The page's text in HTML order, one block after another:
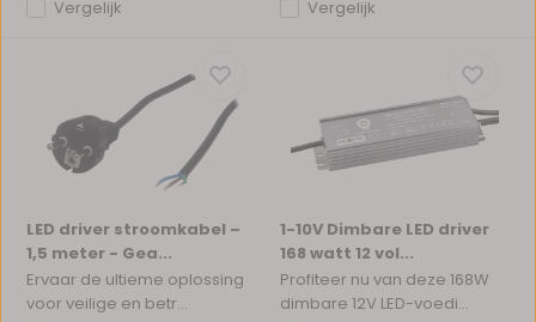
Vergelijk Vergelijk
LED driver stroomkabel –
1,5 meter - Gea...
Ervaar de ultieme oplossing
voor veilige en betr...
1-10V Dimbare LED driver
168 watt 12 vol...
Profiteer nu van deze 168W
dimbare 12V LED-voedi...